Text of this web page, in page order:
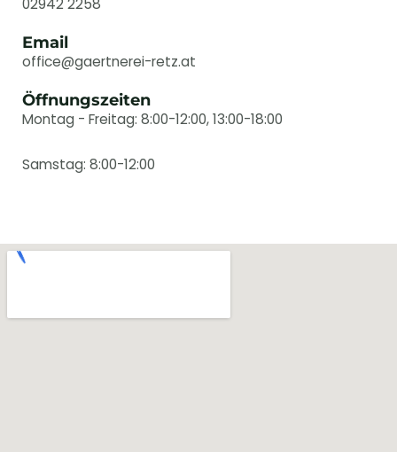
02942 2258
Email
office@gaertnerei-retz.at
Öffnungszeiten
Montag - Freitag: 8:00-12:00, 13:00-18:00
Samstag: 8:00-12:00